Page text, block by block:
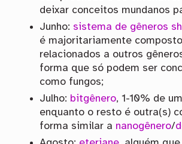
deixar conceitos mundanos
Junho: sistema de gêneros
é majoritariamente
relacionados a outros
forma que só podem ser
como fungos;
Julho: bitgênero, 1-10% de
enquanto o resto é outra(s)
forma similar a nanogênero/